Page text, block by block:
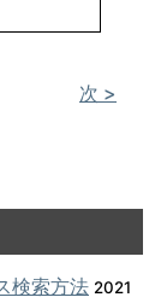
次 >
検索方法 2021